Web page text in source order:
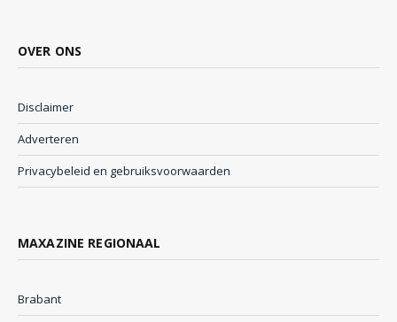
OVER ONS
Disclaimer
Adverteren
Privacybeleid en gebruiksvoorwaarden
MAXAZINE REGIONAAL
Brabant